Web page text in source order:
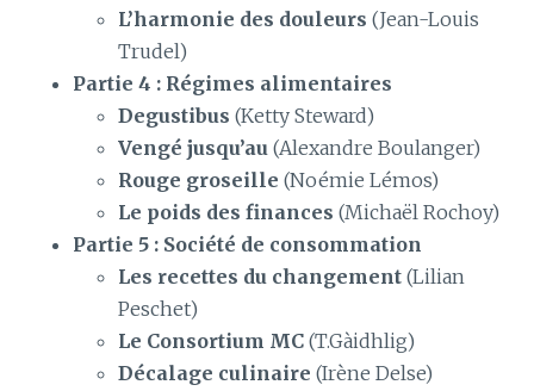
L’harmonie des douleurs(Jean-Louis
Trudel)
Partie 4 : Régimes alimentaires
Degustibus(Ketty Steward)
Vengé jusqu’au(Alexandre Boulanger)
Rouge groseille(Noémie Lémos)
Le poids des finances(Michaël Rochoy)
Partie 5 : Société de consommation
Les recettes du changement(Lilian
Peschet)
Le Consortium MC(T.Gàidhlig)
Décalage culinaire(Irène Delse)